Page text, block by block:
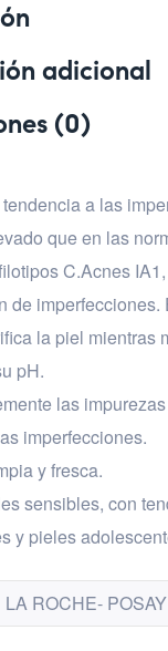
adicional
(0)
a las
que en las
C.Acnes
de imperfecciones.
la piel mientras
pH.
las
imperfecciones.
y fresca.
sensibles, con
y pieles
LA ROCHE- POSAY